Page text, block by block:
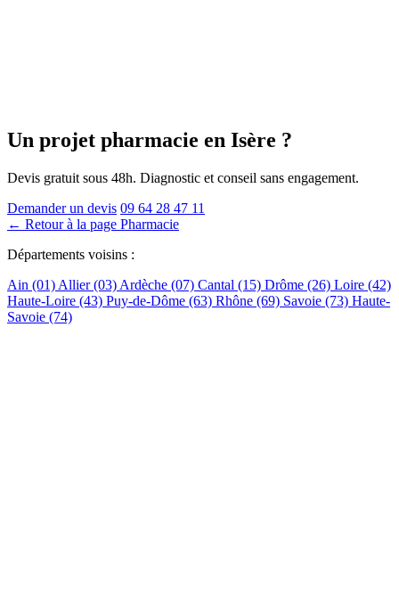
Un projet pharmacie en Isère ?
Devis gratuit sous 48h. Diagnostic et conseil sans engagement.
Demander un devis 09 64 28 47 11
← Retour à la page Pharmacie
Départements voisins :
Ain (01) Allier (03) Ardèche (07) Cantal (15) Drôme (26) Loire (42)
Haute-Loire (43) Puy-de-Dôme (63) Rhône (69) Savoie (73) Haute-
Savoie (74)